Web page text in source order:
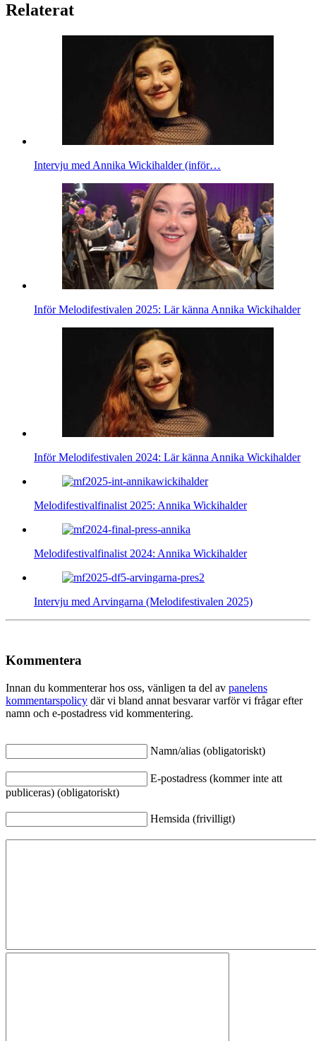
Relaterat
Intervju med Annika Wickihalder (inför…
Inför Melodifestivalen 2025: Lär känna Annika Wickihalder
Inför Melodifestivalen 2024: Lär känna Annika Wickihalder
Melodifestivalfinalist 2025: Annika Wickihalder
Melodifestivalfinalist 2024: Annika Wickihalder
Intervju med Arvingarna (Melodifestivalen 2025)
Kommentera
Innan du kommenterar hos oss, vänligen ta del av panelens
kommentarspolicy där vi bland annat besvarar varför vi frågar efter
namn och e-postadress vid kommentering.
Namn/alias (obligatoriskt)
E-postadress (kommer inte att
publiceras) (obligatoriskt)
Hemsida (frivilligt)